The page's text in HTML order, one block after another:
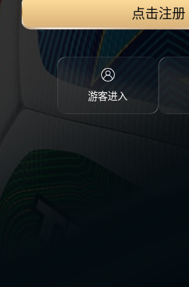
点击注册
游客进入